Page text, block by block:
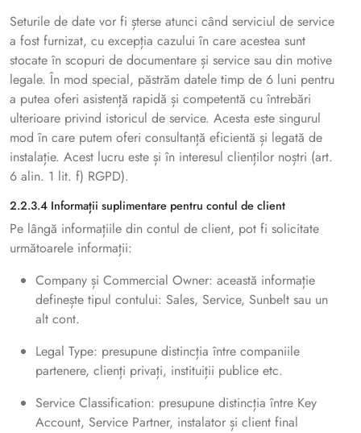
Seturile de date vor fi șterse atunci când serviciul de service
a fost furnizat, cu excepția cazului în care acestea sunt
stocate în scopuri de documentare și service sau din motive
legale. În mod special, păstrăm datele timp de 6 luni pentru
a putea oferi asistență rapidă și competentă cu întrebări
ulterioare privind istoricul de service. Acesta este singurul
mod în care putem oferi consultanță eficientă și legată de
instalație. Acest lucru este și în interesul clienților noștri (art.
6 alin. 1 lit. f) RGPD).
2.2.3.4 Informații suplimentare pentru contul de client
Pe lângă informațiile din contul de client, pot fi solicitate
următoarele informații:
Company și Commercial Owner: această informație
definește tipul contului: Sales, Service, Sunbelt sau un
alt cont.
Legal Type: presupune distincția între companiile
partenere, clienți privați, instituiții publice etc.
Service Classification: presupune distincția între Key
Account, Service Partner, instalator și client final